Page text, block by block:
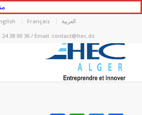
العربية Français
24 38 00 36 / Email :contact@hec.dz